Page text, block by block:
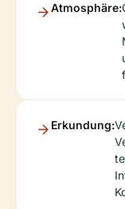
Atmosphäre:
Erkundung: